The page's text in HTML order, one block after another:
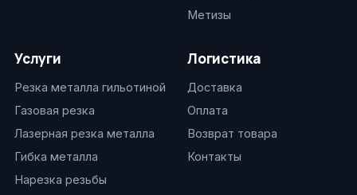
Метизы
Услуги
Резка металла гильотиной
Газовая резка
Лазерная резка металла
Гибка металла
Нарезка резьбы
Логистика
Доставка
Оплата
Возврат товара
Контакты